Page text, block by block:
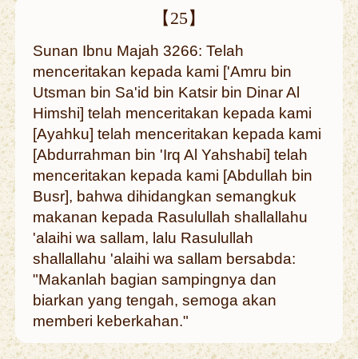
【25】
Sunan Ibnu Majah 3266: Telah
menceritakan kepada kami ['Amru bin
Utsman bin Sa'id bin Katsir bin Dinar Al
Himshi] telah menceritakan kepada kami
[Ayahku] telah menceritakan kepada kami
[Abdurrahman bin 'Irq Al Yahshabi] telah
menceritakan kepada kami [Abdullah bin
Busr], bahwa dihidangkan semangkuk
makanan kepada Rasulullah shallallahu
'alaihi wa sallam, lalu Rasulullah
shallallahu 'alaihi wa sallam bersabda:
"Makanlah bagian sampingnya dan
biarkan yang tengah, semoga akan
memberi keberkahan."